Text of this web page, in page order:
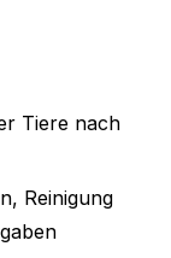
Tiere nach
Reinigung